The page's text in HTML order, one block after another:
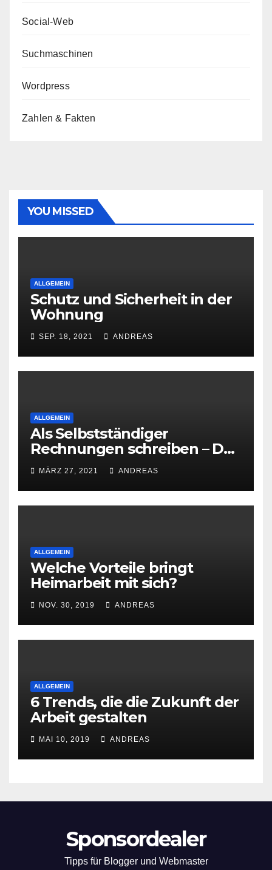
Social-Web
Suchmaschinen
Wordpress
Zahlen & Fakten
YOU MISSED
ALLGEMEIN
Schutz und Sicherheit in der
Wohnung
SEP. 18, 2021 ANDREAS
ALLGEMEIN
Als Selbstständiger
Rechnungen schreiben – Das
ist zu beachten
MÄRZ 27, 2021 ANDREAS
ALLGEMEIN
Welche Vorteile bringt
Heimarbeit mit sich?
NOV. 30, 2019 ANDREAS
ALLGEMEIN
6 Trends, die die Zukunft der
Arbeit gestalten
MAI 10, 2019 ANDREAS
Sponsordealer
Tipps für Blogger und Webmaster